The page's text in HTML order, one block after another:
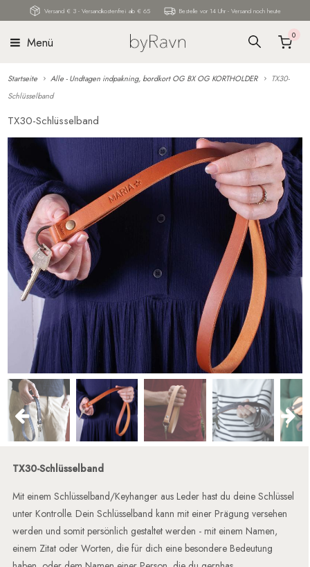
Versand € 3 - Versandkostenfrei ab € 65 Bestelle vor 14 Uhr - Versand noch heute
0
Menü
Startseite Alle - Undtagen indpakning, bordkort OG BX OG KORTHOLDER
TX30-
Schlüsselband
TX30-Schlüsselband
TX30-Schlüsselband
Mit einem Schlüsselband/Keyhanger aus Leder hast du deine Schlüssel
unter Kontrolle. Dein Schlüsselband kann mit einer Prägung versehen
werden und somit persönlich gestaltet werden - mit einem Namen,
einem Zitat oder Worten, die für dich eine besondere Bedeutung